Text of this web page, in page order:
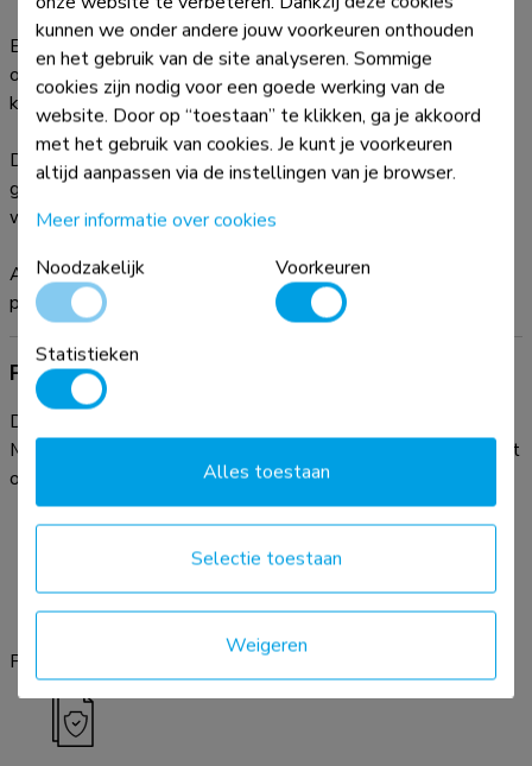
Een thin client beugel zorgt voor een opgeruimde werkplek,
omdat de PC achter het scherm wordt gemonteerd en geen
kostbare ruimte op uw bureau inneemt.
Dit product bevat VESA 75x75 mm en VESA 100x100 mm
gatenpatronen zodat het eenvoudig geinstalleerd kan
worden op flatscreens en/of flatscreen-mounts.
Alle montage materiaal wordt meegeleverd met het
product.
Productdocumentatie
Download de beschikbare productdocumentatie hieronder.
Mocht u verder nog vragen hebben, neem dan contact op met
onze helpdesk via e-mail:info@neomounts.com
Productsheet Lijntekening
kunnen we onder andere jouw voorkeuren onthouden
en het gebruik van de site analyseren. Sommige
cookies zijn nodig voor een goede werking van de
website. Door op “toestaan” te klikken, ga je akkoord
met het gebruik van cookies. Je kunt je voorkeuren
altijd aanpassen via de instellingen van je browser.
Meer informatie over cookies
Noodzakelijk
Voorkeuren
Statistieken
Weigeren
Selectie toestaan
Alles toestaan